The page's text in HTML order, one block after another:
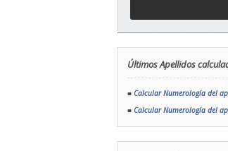
Últimos Apellidos
■ Calcular Numerología del
■ Calcular Numerología del